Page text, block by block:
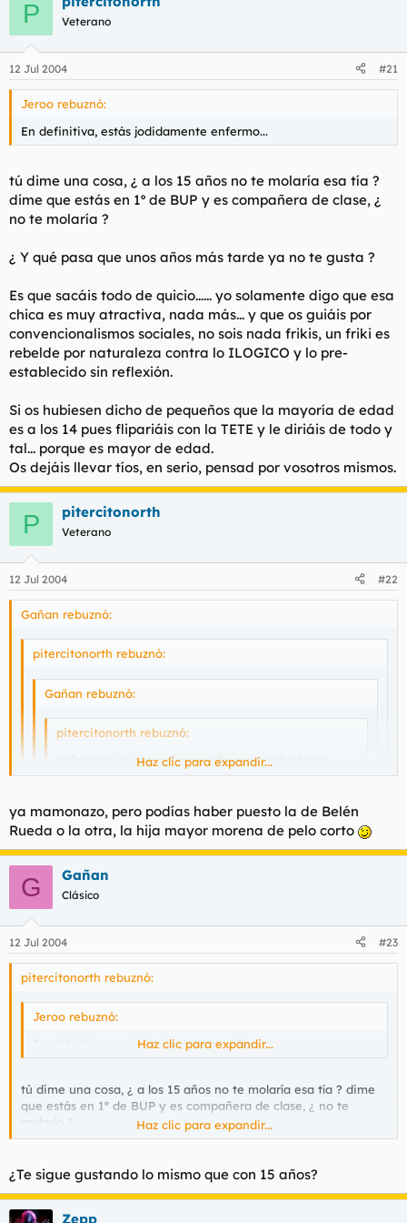
P Veterano
12 Jul 2004 #21
Jeroo rebuznó:
En definitiva, estás jodidamente enfermo...
tú dime una cosa, ¿ a los 15 años no te molaría esa tía ?
dime que estás en 1º de BUP y es compañera de clase, ¿
no te molaría ?
¿ Y qué pasa que unos años más tarde ya no te gusta ?
Es que sacáis todo de quicio...... yo solamente digo que esa
chica es muy atractiva, nada más... y que os guiáis por
convencionalismos sociales, no sois nada frikis, un friki es
rebelde por naturaleza contra lo ILOGICO y lo pre-
establecido sin reflexión.
Si os hubiesen dicho de pequeños que la mayoría de edad
es a los 14 pues flipariáis con la TETE y le diriáis de todo y
tal... porque es mayor de edad.
Os dejáis llevar tíos, en serio, pensad por vosotros mismos.
P pitercitonorth
Veterano
12 Jul 2004 #22
Gañan rebuznó:
pitercitonorth rebuznó:
Gañan rebuznó:
pitercitonorth rebuznó:
coño, que no me refiero a ella a esa niña ( que
estará buena en unos años, a mi me ponen las
otra, la que está más crecidita, no me acuerdo del
nombre......
Haz clic para expandir...
Haz clic para expandir...
Joder, parece mentira que te gusten Los Suaves y tengas
tan mal gusto poniendo tías.........
¿Mal gusto? La primera que puse es la que dices que te mola, y
la otra la puse porque tú mismo mentiste diciendo que la niña
no te gustaba, que te molaban las mujeres más creciditas
Haz clic para expandir...
ya mamonazo, pero podías haber puesto la de Belén
Rueda o la otra, la hija mayor morena de pelo corto
G Gañan
Clásico
12 Jul 2004 #23
pitercitonorth rebuznó:
Jeroo rebuznó:
En definitiva, estás jodidamente enfermo...
Haz clic para expandir...
tú dime una cosa, ¿ a los 15 años no te molaría esa tía ? dime
que estás en 1º de BUP y es compañera de clase, ¿ no te
molaría ?
Es que sacáis todo de quicio...... yo solamente digo que esa
chica es muy atractiva, nada más... y que os guiáis por
convencionalismos sociales, no sois nada frikis, un friki es
Haz clic para expandir...
¿Te sigue gustando lo mismo que con 15 años?
Zepp